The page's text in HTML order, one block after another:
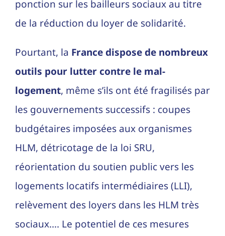
ponction sur les bailleurs sociaux au titre
de la réduction du loyer de solidarité.
Pourtant, la France dispose de nombreux
outils pour lutter contre le mal-
logement, même s’ils ont été fragilisés par
les gouvernements successifs : coupes
budgétaires imposées aux organismes
HLM, détricotage de la loi SRU,
réorientation du soutien public vers les
logements locatifs intermédiaires (LLI),
relèvement des loyers dans les HLM très
sociaux…. Le potentiel de ces mesures